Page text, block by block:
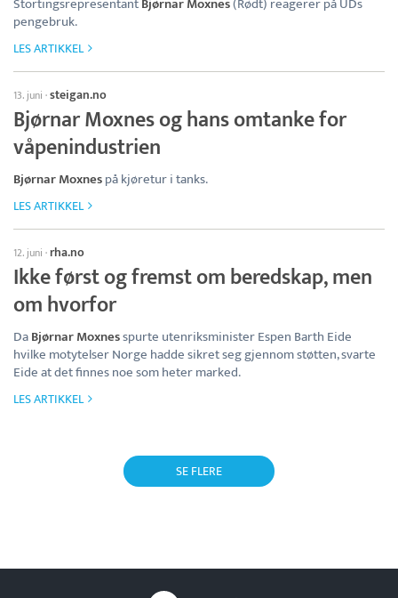
pengebruk.
LES ARTIKKEL
13. juni ·steigan.no
Bjørnar Moxnes og hans omtanke for
våpenindustrien
Bjørnar Moxnespå kjøretur i tanks.
LES ARTIKKEL
12. juni · rha.no
Ikke først og fremst om beredskap, men
om hvorfor
DaBjørnar Moxnesspurte utenriksminister Espen Barth Eide
hvilke motytelser Norge hadde sikret seg gjennom støtten, svarte
Eide at det finnes noe som heter marked.
LES ARTIKKEL
SE FLERE